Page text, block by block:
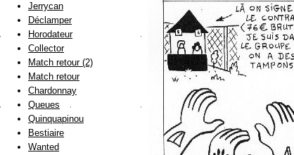
Jerrycan
Déclamper
Horodateur
Collector
Match retour (2)
Match retour
Chardonnay
Queues
Quinquapinou
Bestiaire
Wanted